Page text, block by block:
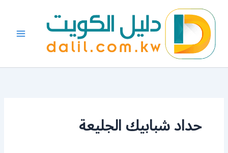
المحتوى
حداد شبابيك الجليعة